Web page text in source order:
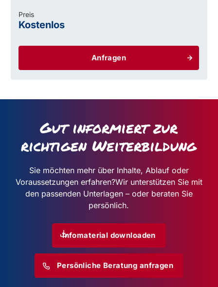
Anfragen
Preis
Kostenlos
Gut informiert zur
richtigen Weiterbildung
Sie möchten mehr über Inhalte, Ablauf oder
Voraussetzungen erfahren?Wir unterstützen Sie mit
den passenden Unterlagen – oder beraten Sie
persönlich.
Infomaterial downloaden
Persönliche Beratung anfragen